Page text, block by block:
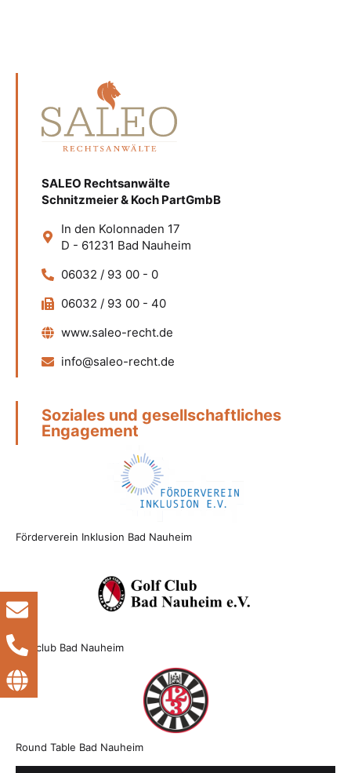
SALEO Rechtsanwälte
Schnitzmeier & Koch PartGmbB
In den Kolonnaden 17
D - 61231 Bad Nauheim
06032 / 93 00 - 0
06032 / 93 00 - 40
www.saleo-recht.de
info@saleo-recht.de
Soziales und gesellschaftliches
Engagement
Förderverein Inklusion Bad Nauheim
Golfclub Bad Nauheim
Round Table Bad Nauheim